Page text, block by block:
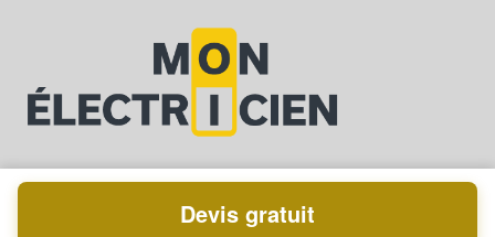
Powered byPlus que pro
Devis gratuit